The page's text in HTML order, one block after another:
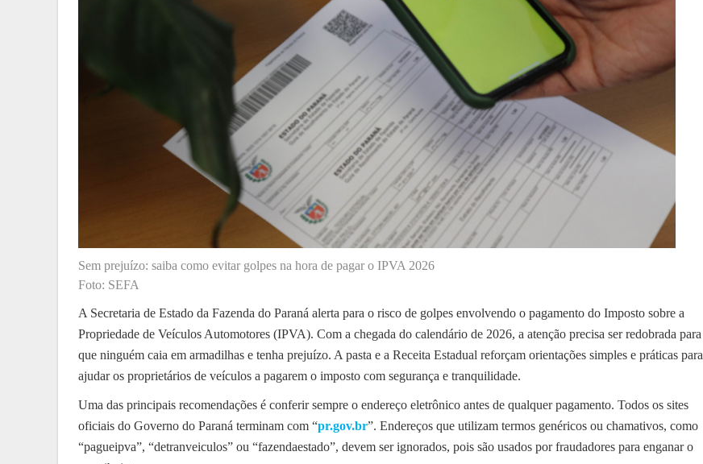
Sem prejuízo: saiba como evitar golpes na hora de pagar o IPVA 2026
Foto: SEFA
A Secretaria de Estado da Fazenda do Paraná alerta para o risco de golpes envolvendo o pagamento do Imposto sobre a
Propriedade de Veículos Automotores (IPVA). Com a chegada do calendário de 2026, a atenção precisa ser redobrada para
que ninguém caia em armadilhas e tenha prejuízo. A pasta e a Receita Estadual reforçam orientações simples e práticas para
ajudar os proprietários de veículos a pagarem o imposto com segurança e tranquilidade.
Uma das principais recomendações é conferir sempre o endereço eletrônico antes de qualquer pagamento. Todos os sites
oficiais do Governo do Paraná terminam com “pr.gov.br”. Endereços que utilizam termos genéricos ou chamativos, como
“pagueipva”, “detranveiculos” ou “fazendaestado”, devem ser ignorados, pois são usados por fraudadores para enganar o